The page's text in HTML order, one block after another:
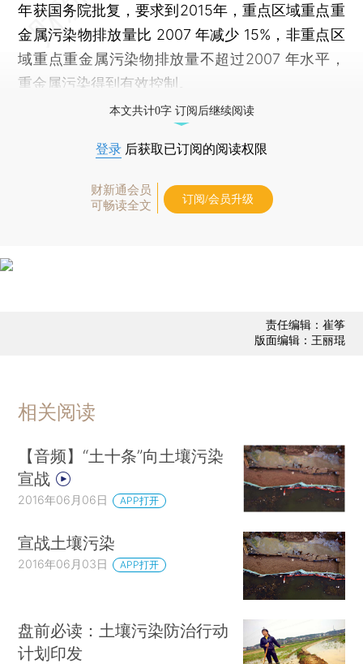
年获国务院批复，要求到2015年，重点区域重点重
金属污染物排放量比 2007 年减少 15%，非重点区
域重点重金属污染物排放量不超过2007 年水平，
重金属污染得到有效控制。
本文共计0字 订阅后继续阅读
登录 后获取已订阅的阅读权限
财新通会员
可畅读全文
订阅/会员升级
责任编辑：崔筝
版面编辑：王丽琨
相关阅读
【音频】“土十条”向土壤污染
宣战
2016年06月06日 APP打开
宣战土壤污染
2016年06月03日 APP打开
盘前必读：土壤污染防治行动
计划印发